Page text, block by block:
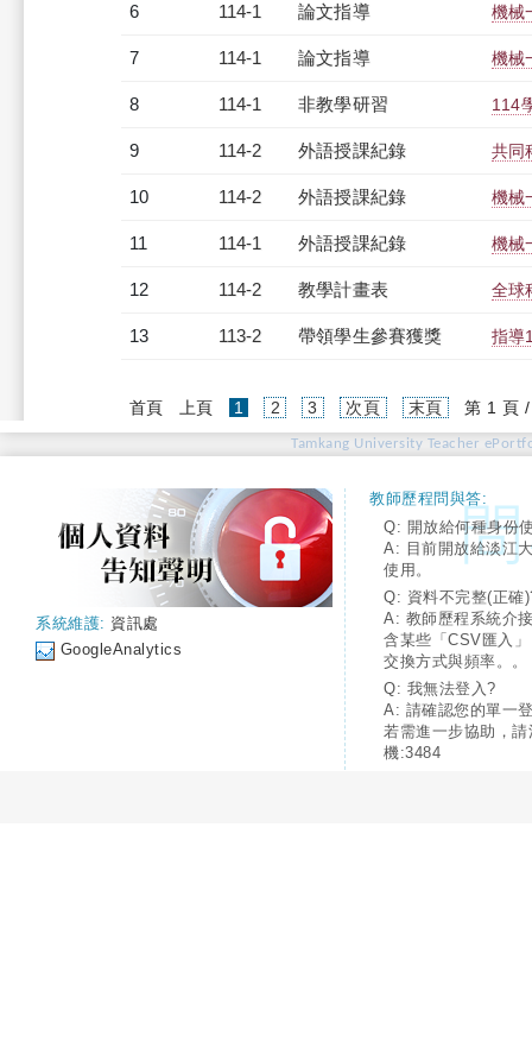
6 114-1 論文指導 機械
7 114-1 論文指導 機械
8 114-1 非教學研習 114
9 114-2 外語授課紀錄 共同
10 114-2 外語授課紀錄 機械
11 114-1 外語授課紀錄 機械
12 114-2 教學計畫表 全球
13 113-2 帶領學生參賽獲獎 指導
首頁 上頁 1 (current)
2 3 次頁 末頁 第 1 頁
Tamkang University Teacher
系統維護: 資訊處
GoogleAnalytics
教師歷程問與答:
Q: 開放給何種身份
A: 目前開放給淡江
使用。
Q: 資料不完整(正確
A: 教師歷程系統介
含某些「CSV匯入
交換方式與頻率。。
Q: 我無法登入?
A: 請確認您的單一
若需進一步協助，
機:3484